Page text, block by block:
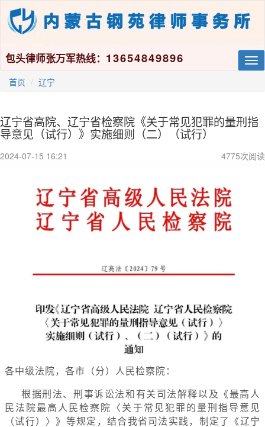
包头律师张万军热线： 13654849896
首页 辽宁
辽宁省高院、辽宁省检察院《关于常见犯罪的量刑指
导意见（试行）》实施细则（二）（试行）
2024-07-15 16:21 4775次阅读
各中级法院，各市（分）人民检察院：
根据刑法、刑事诉讼法和有关司法解释以及《最高人
民法院最高人民检察院〈关于常见犯罪的量刑指导意见
（试行）〉》等规定，结合我省司法实践，制定了《辽宁